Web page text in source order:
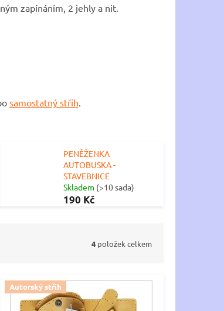
zapínáním, 2 jehly a nit.
samostatný střih
PENĚŽENKA
AUTOBUSKA -
STAVEBNICE
Skladem (>10 sada)
190 Kč
4 položek celkem
Autorský střih